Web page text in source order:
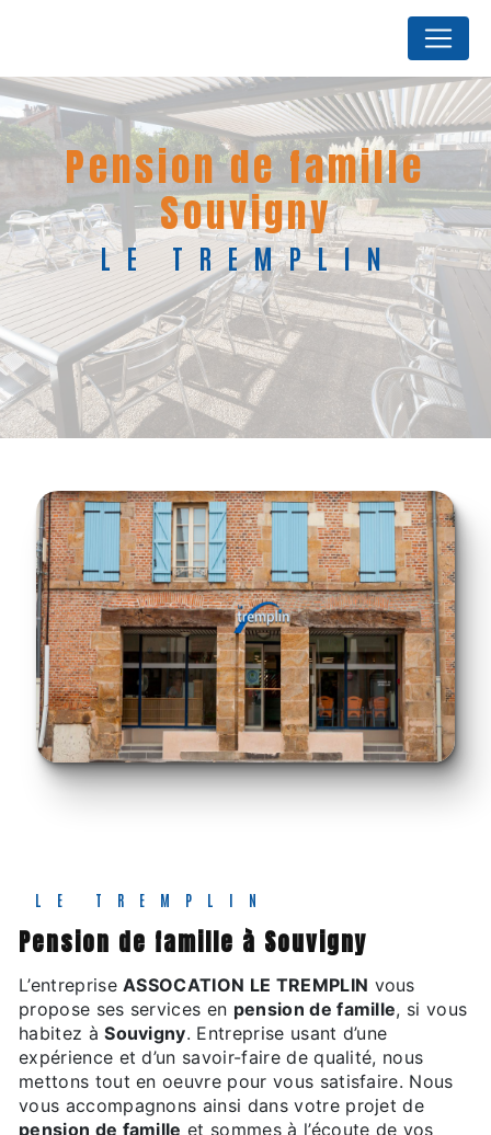
pension de famille
Souvigny
LE TREMPLIN
LE TREMPLIN
pension de famille à Souvigny
L’entrepriseASSOCATION LE TREMPLIN vous
propose ses services en pension de famille, si vous
habitez àSouvigny. Entreprise usant d’une
expérience et d’un savoir-faire de qualité, nous
mettons tout en oeuvre pour vous satisfaire. Nous
vous accompagnons ainsi dans votre projet de
pension de famille et sommes à l’écoute de vos